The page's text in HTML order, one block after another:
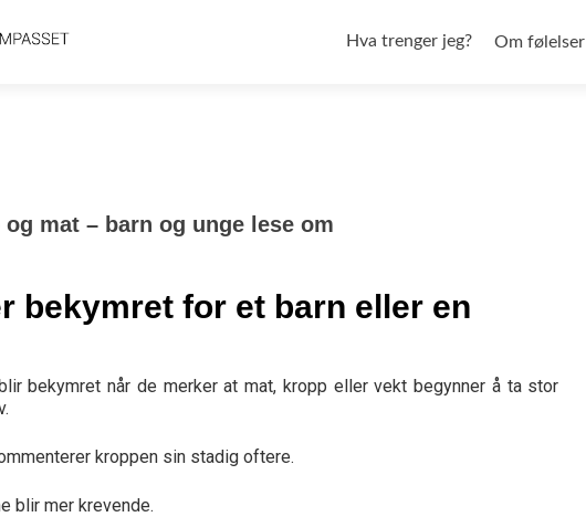
Hva trenger jeg? Om følelser
mat – barn og unge lese om
bekymret for et barn eller en
bekymret når de merker at mat, kropp eller vekt begynner å ta stor
kroppen sin stadig oftere.
blir mer krevende.